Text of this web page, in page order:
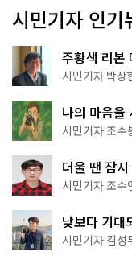
시민기자 인기
주황색 리본
서울둘레길
시민기자 박상
나의 마음을
상작 공개!
시민기자 조수
더울 땐 잠
·무더위쉼터
시민기자 조수
낮보다 기대
핑' 예약은?
시민기자 김성